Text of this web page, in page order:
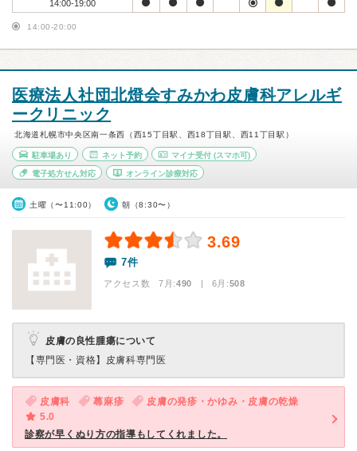
14:00-19:00
14:00-20:00
医療法人社団北燈会すみかわ皮膚科アレルギ
ークリニック
北海道札幌市中央区南一条西（西15丁目駅、西18丁目駅、西11丁目駅）
駐車場あり ネット予約 マイナ受付 (スマホ可)
電子処方せん対応 オンライン診療対応
土曜（〜11:00） 朝（8:30〜）
3.69
7件
アクセス数 7月:490 | 6月:508
皮膚の良性腫瘍について
【専門医・資格】 皮膚科専門医
皮膚科 蕁麻疹
皮膚の発疹・かゆみ・皮膚の乾燥
5.0
診察が早くぬり方の指導もしてくれました。